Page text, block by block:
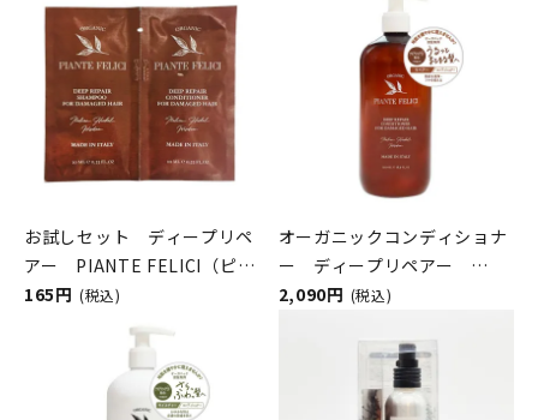
お試しセット ディープリペ
アー PIANTE FELICI（ピア
ンテフェリーチ）
165円 (税込)
オーガニックコンディショナ
ー ディープリペアー
PIANTE FELICI（ピアンテフ
2,090円 (税込)